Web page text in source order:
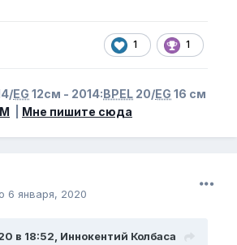
1 1
EG 12см - 2014:BPEL 20/EG 16 см
Мне пишите сюда
6 января, 2020
в 18:52, Иннокентий Колбаса